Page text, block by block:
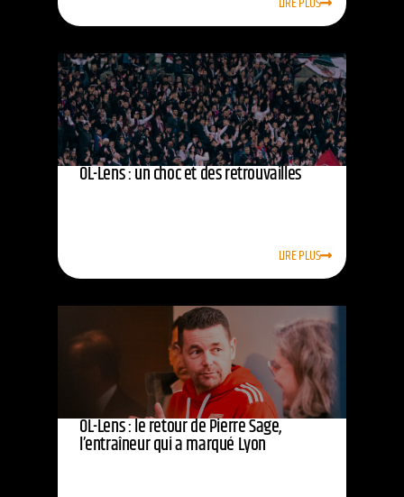
OL-Lens : un choc et des retrouvailles
LIRE PLUS
OL-Lens : le retour de Pierre Sage,
l’entraîneur qui a marqué Lyon